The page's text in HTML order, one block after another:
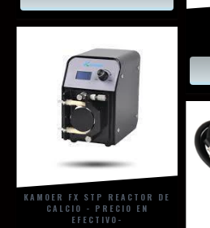
KAMOER FX STP REACTOR DE
CALCIO - PRECIO EN
EFECTIVO-